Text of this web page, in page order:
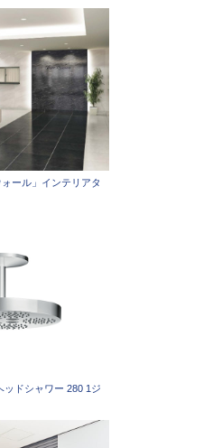
ール」インテリアタ
ッドシャワー 280 1ジ